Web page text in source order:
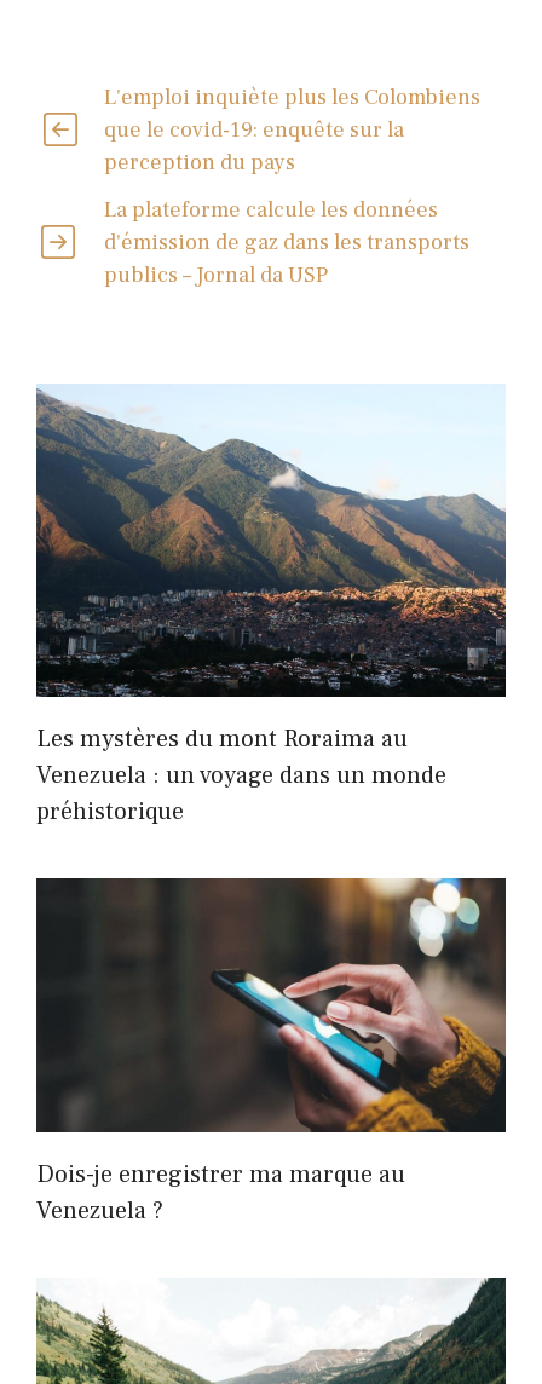
L'emploi inquiète plus les Colombiens
que le covid-19: enquête sur la
perception du pays
La plateforme calcule les données
d'émission de gaz dans les transports
publics – Jornal da USP
Les mystères du mont Roraima au
Venezuela : un voyage dans un monde
préhistorique
Dois-je enregistrer ma marque au
Venezuela ?